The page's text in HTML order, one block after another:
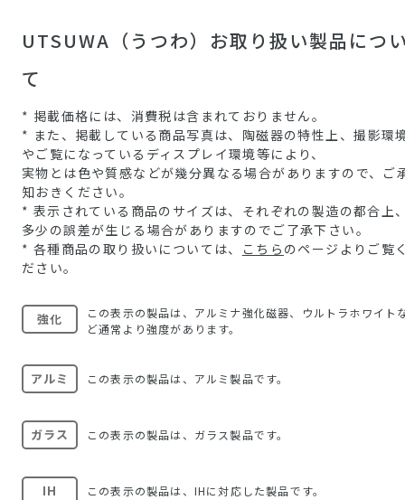
UTSUWA（うつわ）お取り扱い製品につ
て
* 掲載価格には、消費税は含まれておりません。
* また、掲載している商品写真は、陶磁器の特性上、撮影環
やご覧になっているディスプレイ環境等により、
実物とは色や質感などが幾分異なる場合がありますので、ご
知おきください。
* 表示されている商品のサイズは、それぞれの製造の都合上
多少の誤差が生じる場合がありますのでご了承下さい。
* 各種商品の取り扱いについては、
こちら のページよりご覧
ださい。
強化
この表示の製品は、アルミナ強化磁器、ウルトラホワイト
ど通常より強度があります。
アルミ この表示の製品は、アルミ製品です。
ガラス この表示の製品は、ガラス製品です。
IH この表示の製品は、IHに対応した製品です。